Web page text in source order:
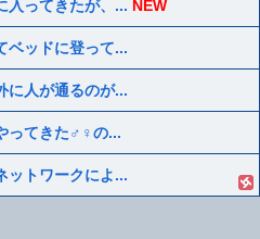
入ってきたが、... NEW
ベッドに登って...
に人が通るのが...
ってきた♂♀の...
ットワークによ...